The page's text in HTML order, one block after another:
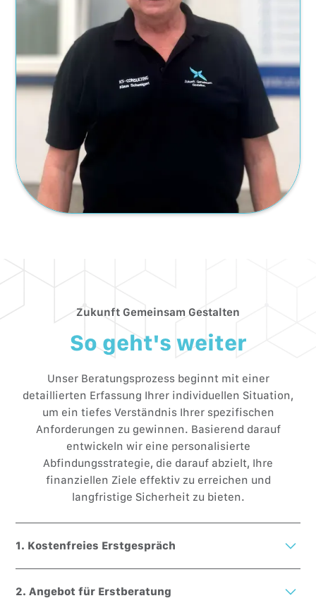
Zukunft Gemeinsam Gestalten
So geht's weiter
Unser Beratungsprozess beginnt mit einer
detaillierten Erfassung Ihrer individuellen Situation,
um ein tiefes Verständnis Ihrer spezifischen
Anforderungen zu gewinnen. Basierend darauf
entwickeln wir eine personalisierte
Abfindungsstrategie, die darauf abzielt, Ihre
finanziellen Ziele effektiv zu erreichen und
langfristige Sicherheit zu bieten.
1. Kostenfreies Erstgespräch
Antworten. Erfahren Sie, wie wir Ihnen auf Ihrem Weg
2. Angebot für Erstberatung